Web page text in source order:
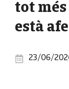
tot
està
23/06/